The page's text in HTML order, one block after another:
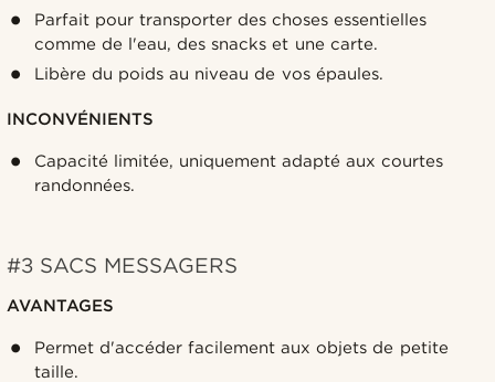
Parfait pour transporter des choses essentielles
comme de l'eau, des snacks et une carte.
Libère du poids au niveau de vos épaules.
INCONVÉNIENTS
Capacité limitée, uniquement adapté aux courtes
randonnées.
#3 SACS MESSAGERS
AVANTAGES
Permet d'accéder facilement aux objets de petite
taille.